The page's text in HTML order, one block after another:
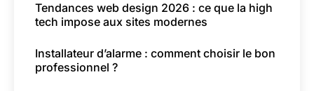
Tendances web design 2026 : ce que la high
tech impose aux sites modernes
Installateur d’alarme : comment choisir le bon
professionnel ?